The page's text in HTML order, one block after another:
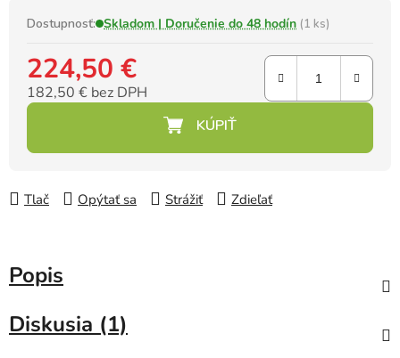
Dostupnosť: Skladom | Doručenie do 48 hodín (1 ks)
224,50 €
182,50 € bez DPH
Tlač Opýtať sa Strážiť Zdieľať
Popis
Diskusia (1)